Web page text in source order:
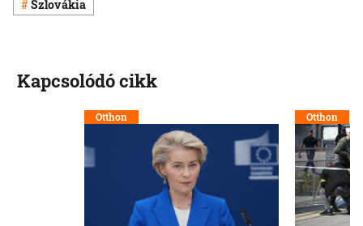
Szlovákia
Kapcsolódó cikk
Otthon Otthon